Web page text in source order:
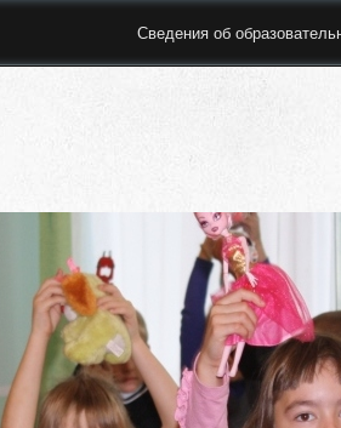
Сведения об